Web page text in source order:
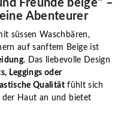
Freunde beige“ –
Abenteurer
süssen Waschbären,
auf sanftem Beige ist
. Das liebevolle Design
Leggings oder
Qualitätfühlt sich
der Haut an und bietet